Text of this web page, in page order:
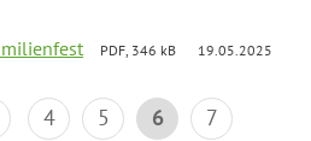
PDF, 346 kB 19.05.2025
4 5 6
7